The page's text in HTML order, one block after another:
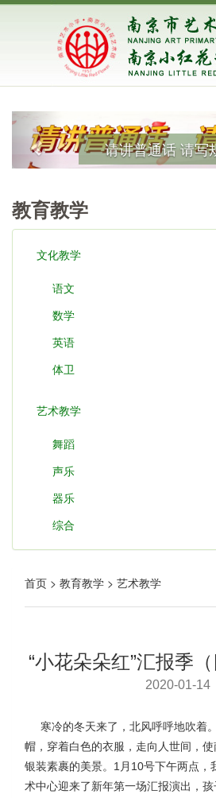
八礼四仪
教育教学
文化教学
语文
数学
英语
体卫
艺术教学
舞蹈
声乐
器乐
综合
首页 > 教育教学 > 艺术教学
“小花朵朵红”汇报季
2020-01-14
寒冷的冬天来了，北风呼呼地吹着
帽，穿着白色的衣服，走向人世间，
银装素裹的美景。1月10号下午两点，
术中心迎来了新年第一场汇报演出，